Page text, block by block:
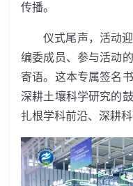
传播。
仪式尾声，活动
编委成员、参与活动
寄语。这本专属签名
深耕土壤科学研究的
扎根学科前沿、深耕科